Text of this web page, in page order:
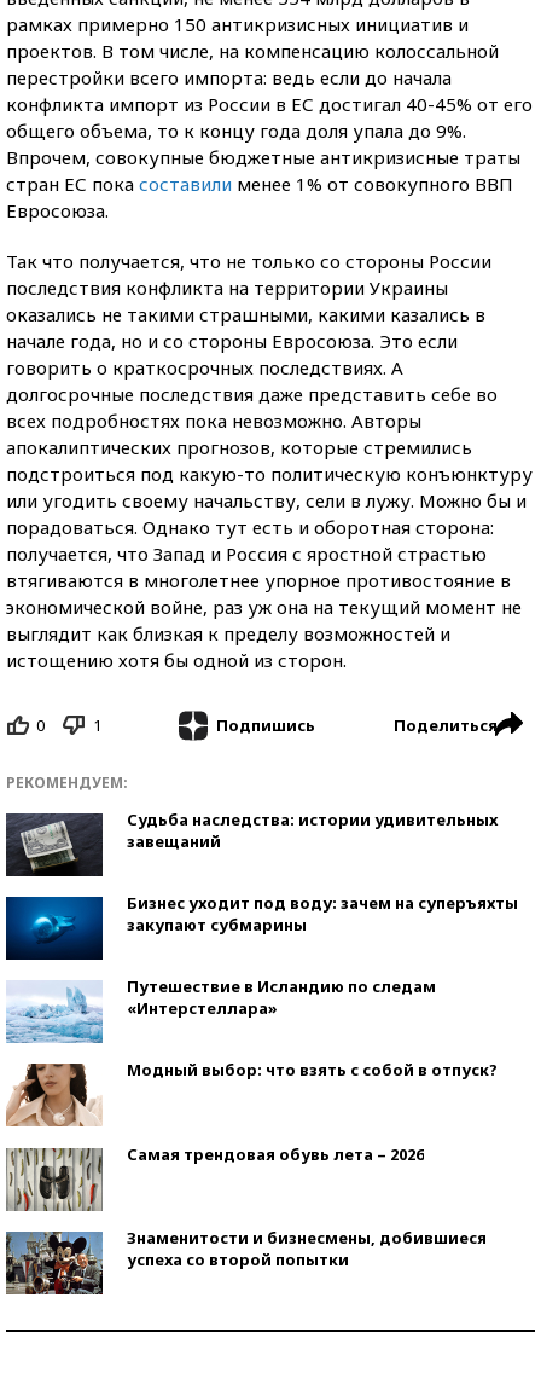
рамках примерно 150 антикризисных инициатив и
проектов. В том числе, на компенсацию колоссальной
перестройки всего импорта: ведь если до начала
конфликта импорт из России в ЕС достигал 40-45% от его
общего объема, то к концу года доля упала до 9%.
Впрочем, совокупные бюджетные антикризисные траты
стран ЕС пока составили менее 1% от совокупного ВВП
Евросоюза.
Так что получается, что не только со стороны России
последствия конфликта на территории Украины
оказались не такими страшными, какими казались в
начале года, но и со стороны Евросоюза. Это если
говорить о краткосрочных последствиях. А
долгосрочные последствия даже представить себе во
всех подробностях пока невозможно. Авторы
апокалиптических прогнозов, которые стремились
подстроиться под какую-то политическую конъюнктуру
или угодить своему начальству, сели в лужу. Можно бы и
порадоваться. Однако тут есть и оборотная сторона:
получается, что Запад и Россия с яростной страстью
втягиваются в многолетнее упорное противостояние в
экономической войне, раз уж она на текущий момент не
выглядит как близкая к пределу возможностей и
истощению хотя бы одной из сторон.
0 1 Подпишись Поделиться
РЕКОМЕНДУЕМ:
Судьба наследства: истории удивительных
завещаний
Бизнес уходит под воду: зачем на суперъяхты
закупают субмарины
Путешествие в Исландию по следам
«Интерстеллара»
Модный выбор: что взять с собой в отпуск?
Самая трендовая обувь лета – 2026
Знаменитости и бизнесмены, добившиеся
успеха со второй попытки